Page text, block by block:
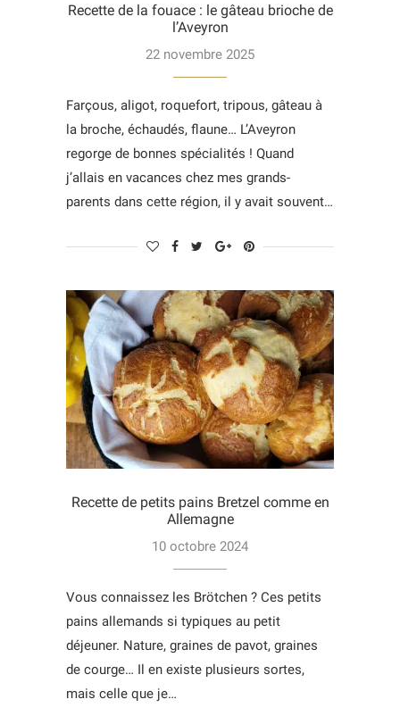
Recette de la fouace : le gâteau brioche de
l’Aveyron
22 novembre 2025
Farçous, aligot, roquefort, tripous, gâteau à
la broche, échaudés, flaune… L’Aveyron
regorge de bonnes spécialités ! Quand
j’allais en vacances chez mes grands-
parents dans cette région, il y avait souvent…
Recette de petits pains Bretzel comme en
Allemagne
10 octobre 2024
Vous connaissez les Brötchen ? Ces petits
pains allemands si typiques au petit
déjeuner. Nature, graines de pavot, graines
de courge… Il en existe plusieurs sortes,
mais celle que je…